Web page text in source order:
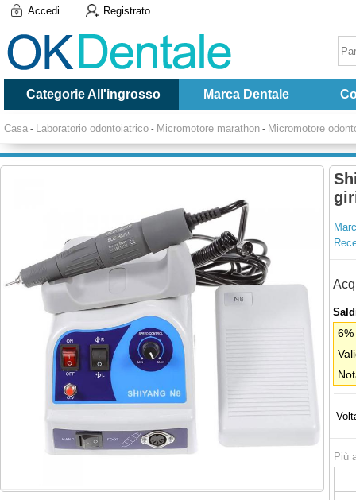
Accedi Registrato
Categorie All'ingrosso Marca Dentale
Casa - Laboratorio odontoiatrico - Micromotore marathon - Micromotore
Più